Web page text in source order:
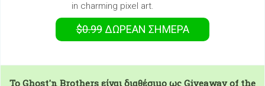
in charming pixel art.
$0.99 ΔΩΡΕΑΝ ΣΉΜΕΡΑ
To Ghost'n Brothers είναι διαθέσιμο ως Giveaway of the